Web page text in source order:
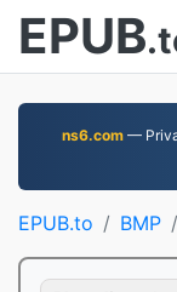
EPUB
ns6.com—
EPUB.to BMP